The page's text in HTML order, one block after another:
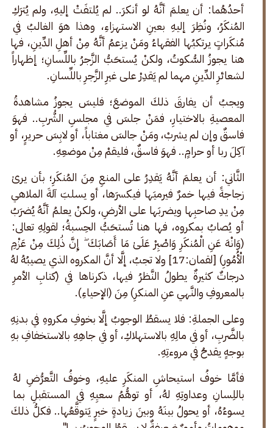
أحدُهُما: أن يعلمَ أنَّهُ لو أنكرَ.. لم يُلتفَتْ إليهِ، ولم يُترَكِ
المُنكَرُ، ونُظِرَ إليهِ بعينِ الاستهزاءِ، وهذا هوَ الغالبُ في
مُنكَراتٍ يرتكبُها الفقهاءُ ومَنْ يزعمُ أنَّهُ مِنْ أهلِ الدِّينِ، فها
هنا يجوزُ السُّكوتُ، ولكنْ يُستحَبُّ الزَّجرُ باللِّسانِ؛ إظهاراً
لشعائرِ الدِّينِ مهما لم يَقدِرْ على غيرِ الزَّجرِ باللِّسانِ.
ويجبُ أن يفارقَ ذلكَ الموضعَ؛ فليسَ يجوزُ مشاهدةُ
المعصيةِ بالاختيارِ، فمَنْ جلسَ في مجلسِ الشُّربِ.. فهوَ
فاسقٌ وإن لم يشربْ، ومَنْ جالسَ مغتاباً، أو لابِسَ حريرٍ، أو
آكِلَ ربا أو حرامٍ.. فهوَ فاسقٌ، فليقمْ مِنْ موضعِهِ.
الثَّاني: أن يعلمَ أنَّهُ يَقدِرُ على المنعِ مِنَ المُنكَرِ؛ بأن يرىٰ
زجاجةً فيها خمرٌ فيرميَها فيكسرَها، أو يسلبَ آلةَ الملاهي
مِنْ يدِ صاحبِها ويضربَها على الأرضِ، ولكنْ يعلمُ أنَّهُ يُضرَبُ
أو يُصابُ بمكروه، فها هنا تُستحَبُّ الحِسبةُ؛ لقولِهِ تعالى:
(وَانْهَ عَنِ الْمُنكَرِ وَاصْبِرْ عَلَىٰ مَا أَصَابَكَ ۖ إِنَّ ذَٰلِكَ مِنْ عَزْمِ
الْأُمُورِ) [لقمان:17] ولا تجبُ، إلَّا أنَّ المكروه الذي يصيبُهُ لهُ
درجاتٌ كثيرةٌ يطولُ النَّظرُ فيها، ذكرناها في (كتابِ الأمرِ
بالمعروفِ والنَّهي عنِ المنكرِ) مِنَ (الإحياءِ).
وعلى الجملةِ: فلا يسقطُ الوجوبُ إلَّا بخوفِ مكروهِ في بدنِهِ
بالضَّربِ، أو في مالِهِ بالاستهلاكِ، أو في جاهِهِ بالاستخفافِ بهِ
بوجهٍ يقدحُ في مروءتِهِ.
فأمَّا خوفُ استيحاشِ المنكَرِ عليهِ، وخوفُ التَّعرُّضِ لهُ
باللِسانِ وعداوتِهِ لهُ، أو توهُّمُ سعيِهِ في المستقبلِ بما
يسوءُهُ، أو يحولُ بينَهُ وبينَ زيادةٍ خيرٍ يَتوقَّعُها.. فكلُّ ذلكَ